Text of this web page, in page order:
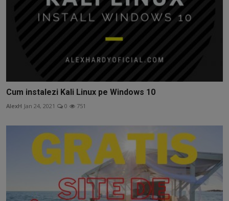
Cum instalezi Kali Linux pe Windows 10
AlexH Jan 24, 2021 0 751